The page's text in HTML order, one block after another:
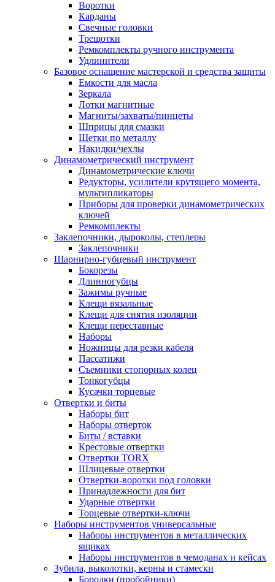
Воротки
Карданы
Свечные головки
Трещотки
Ремкомплекты ручного инструмента
Удлинители
Базовое оснащение мастерской и средства защиты
Емкости для масла
Зеркала
Лотки магнитные
Магниты/захваты/пинцеты
Шприцы для смазки
Щетки по металлу
Накидки/чехлы
Динамометрический инструмент
Динамометрические ключи
Редукторы, усилители крутящего момента,
мультипликаторы
Приборы для проверки динамометрических
ключей
Ремкомплекты
Заклепочники, дыроколы, степлеры
Заклепочники
Шарнирно-губцевый инструмент
Бокорезы
Длинногубцы
Зажимы ручные
Клещи вязальные
Клещи для снятия изоляции
Клещи переставные
Наборы
Ножницы для резки кабеля
Пассатижи
Съемники стопорных колец
Тонкогубцы
Кусачки торцевые
Отвертки и биты
Наборы бит
Наборы отверток
Биты / вставки
Крестовые отвертки
Отвертки TORX
Шлицевые отвертки
Отвертки-воротки под головки
Принадлежности для бит
Ударные отвертки
Торцевые отвертки-ключи
Наборы инструментов универсальные
Наборы инструментов в металлических
ящиках
Наборы инструментов в чемоданах и кейсах
Зубила, выколотки, керны и стамески
Бородки (пробойники)